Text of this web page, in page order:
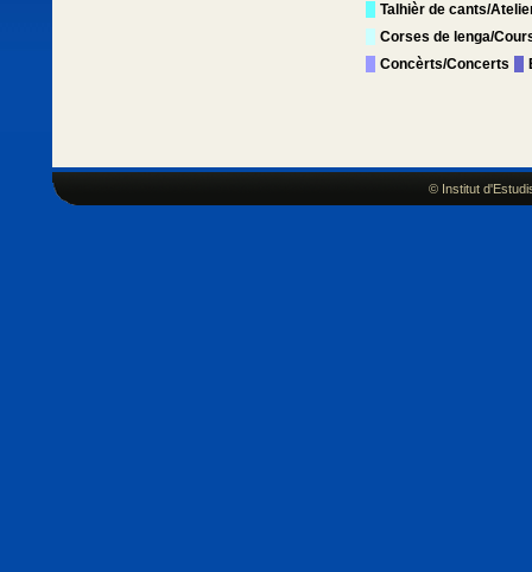
Talhièr de cants/
Corses de lenga/
Concèrts/Concerts
© Institut